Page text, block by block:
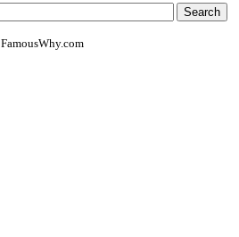
FamousWhy.com